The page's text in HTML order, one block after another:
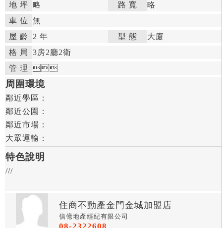
地 坪 略 路 寬
略
車 位
無
屋 齡
2 年 型 態 大廈
格 局
3房2廳2衛
管 理

周圍環境
鄰近學區：
鄰近公園：
鄰近市場：
大眾運輸：
特色說明
///
住商不動產金門金城加盟店
信億地產經紀有限公司